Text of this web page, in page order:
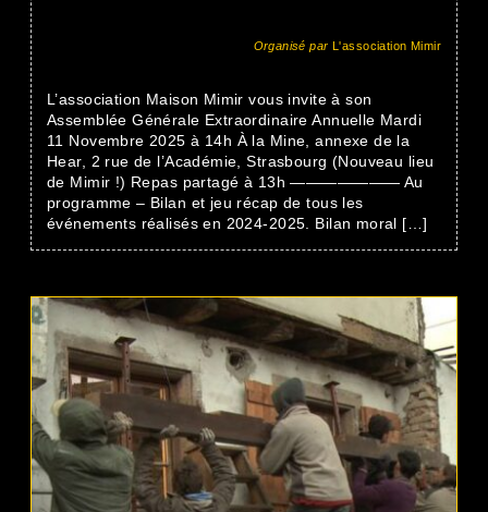
Organisé parL'association Mimir
L’association Maison Mimir vous invite à son
Assemblée Générale Extraordinaire Annuelle Mardi
11 Novembre 2025 à 14h À la Mine, annexe de la
Hear, 2 rue de l’Académie, Strasbourg (Nouveau lieu
de Mimir !) Repas partagé à 13h ——————— Au
programme – Bilan et jeu récap de tous les
événements réalisés en 2024-2025. Bilan moral […]